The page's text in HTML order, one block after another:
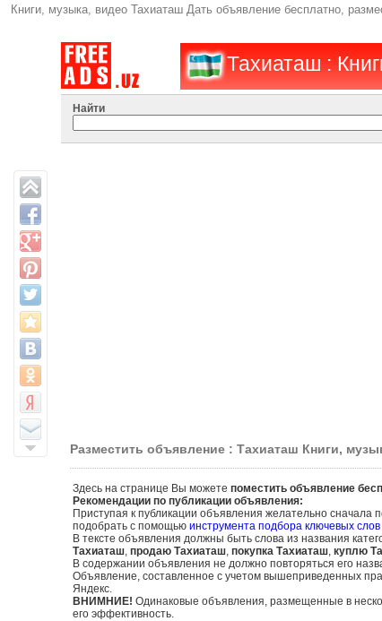
Книги, музыка, видео Тахиаташ Дать объявление бесплатно,
Тахиаташ :
Найти
Разместить объявление : Тахиаташ Книги,
Здесь на странице Вы можете поместить объявление
Рекомендации по публикации объявления:
Приступая к публикации объявления желательно
подобрать с помощью инструмента подбора ключевых слов
В тексте объявления должны быть слова из названия
Тахиаташ, продаю Тахиаташ, покупка Тахиаташ, куплю
В содержании объявления не должно повторяться его
Объявление, составленное с учетом вышеприведенных
Яндекс.
ВНИМНИЕ! Одинаковые объявления, размещенные в
его эффективность.